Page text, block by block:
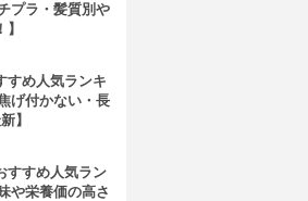
SUQQU(スック)
プラ・髪質別や
すめ人気ランキ
げ付かない・長
】
すすめ人気ラン
や栄養価の高さ